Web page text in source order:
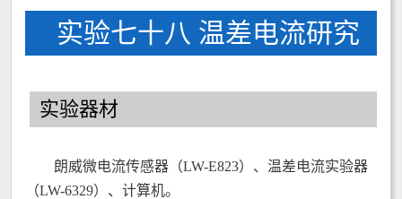
实验七十八 温差电流研究
实验器材
朗威微电流传感器（LW-E823）、温差电流实验器
（LW-6329）、计算机。